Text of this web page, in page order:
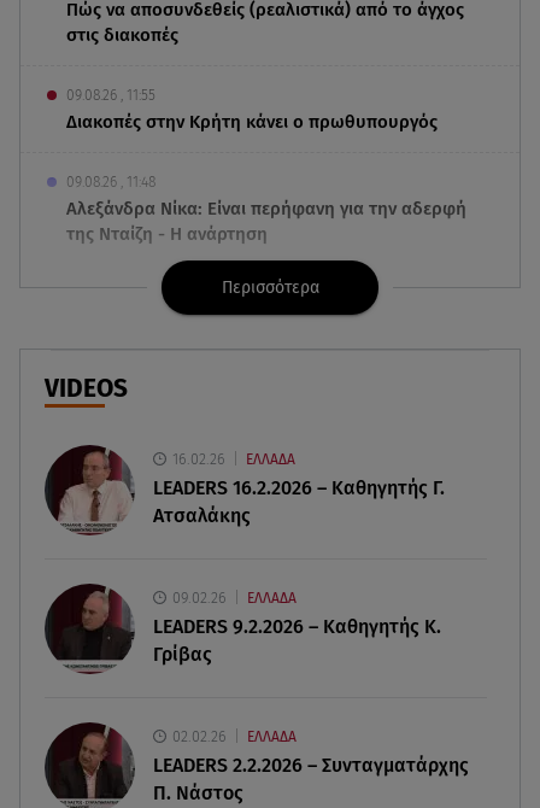
Πώς να αποσυνδεθείς (ρεαλιστικά) από το άγχος
στις διακοπές
09.08.26 , 11:55
Διακοπές στην Κρήτη κάνει ο πρωθυπουργός
09.08.26 , 11:48
Αλεξάνδρα Νίκα: Είναι περήφανη για την αδερφή
της Νταίζη - Η ανάρτηση
09.08.26 , 11:38
Κόσοβο: Βουλευτές πέταξαν αυγά στον
υπηρεσιακό πρωθυπουργό
09.08.26 , 11:23
γάμου της
09.08.26 , 11:12
09.08.26 , 10:46
Μπαμπάς για δεύτερη φορά ο Γιάννης
09.08.26 , 10:43
Αλέξης Γεωργούλης: Η ανάρτηση από την
παραλία και οι κοιλιακοί!
Περισσότερα
VIDEOS
16.02.26 ΕΛΛΑΔΑ
LEADERS 16.2.2026 – Καθηγητής Γ.
Ατσαλάκης
09.02.26 ΕΛΛΑΔΑ
LEADERS 9.2.2026 – Καθηγητής Κ.
Γρίβας
02.02.26 ΕΛΛΑΔΑ
LEADERS 2.2.2026 – Συνταγματάρχης
Π. Νάστος